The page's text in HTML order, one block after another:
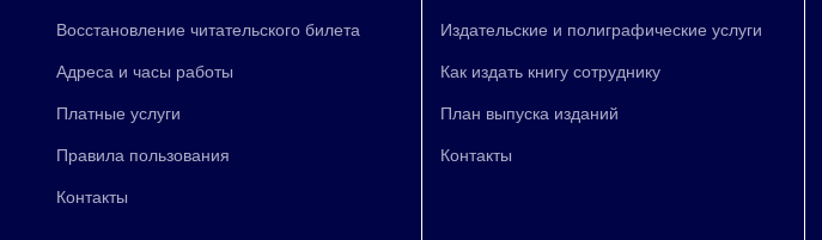
Восстановление читательского билета
Адреса и часы работы
Платные услуги
Правила пользования
Контакты
Издательские и полиграфические услуги
Как издать книгу сотруднику
План выпуска изданий
Контакты